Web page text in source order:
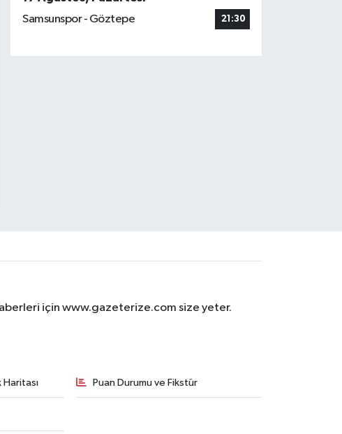
Samsunspor - Göztepe
21:30
için www.gazeterize.com size yeter.
Puan Durumu ve Fikstür